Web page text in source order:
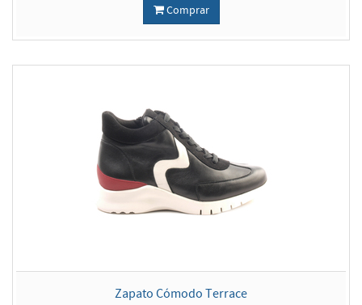
Comprar
Zapato Cómodo Terrace